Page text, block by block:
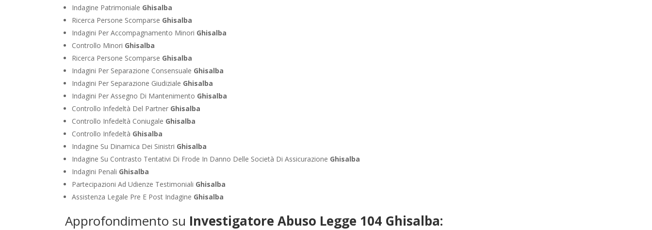
Indagine Patrimoniale Ghisalba
Ricerca Persone Scomparse Ghisalba
Indagini Per Accompagnamento Minori Ghisalba
Controllo Minori Ghisalba
Ricerca Persone Scomparse Ghisalba
Indagini Per Separazione Consensuale Ghisalba
Indagini Per Separazione Giudiziale Ghisalba
Indagini Per Assegno Di Mantenimento Ghisalba
Controllo Infedeltà Del Partner Ghisalba
Controllo Infedeltà Coniugale Ghisalba
Controllo Infedeltà Ghisalba
Indagine Su Dinamica Dei Sinistri Ghisalba
Indagine Su Contrasto Tentativi Di Frode In Danno Delle Società Di Assicurazione Ghisalba
Indagini Penali Ghisalba
Partecipazioni Ad Udienze Testimoniali Ghisalba
Assistenza Legale Pre E Post Indagine Ghisalba
Approfondimento su Investigatore Abuso Legge 104 Ghisalba: